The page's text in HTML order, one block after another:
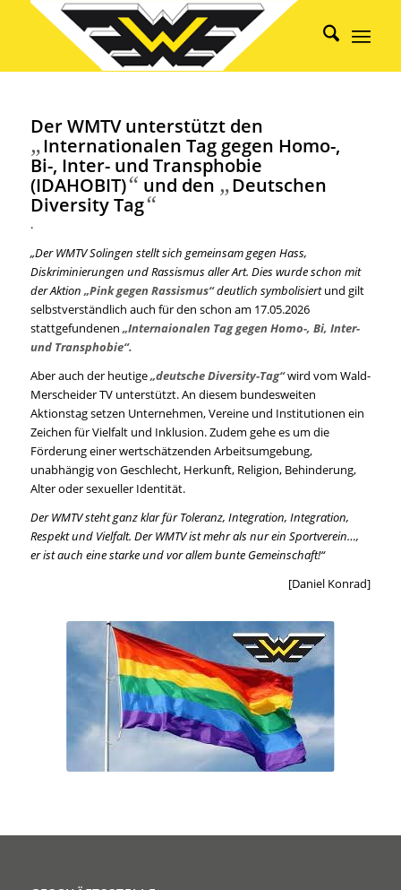
Der WMTV unterstützt den
„Internationalen Tag gegen Homo-,
Bi-, Inter- und Transphobie
(IDAHOBIT)“ und den „Deutschen
Diversity Tag“
.
„Der WMTV Solingen stellt sich gemeinsam gegen Hass,
Diskriminierungen und Rassismus aller Art. Dies wurde schon mit
der Aktion „Pink gegen Rassismus“deutlich symbolisiertund gilt
selbstverständlich auch für den schon am 17.05.2026
stattgefundenen „Internaionalen Tag gegen Homo-, Bi, Inter-
und Transphobie“.
Aber auch der heutige„deutsche Diversity-Tag“wird vom Wald-
Merscheider TV unterstützt.An diesem bundesweiten
Aktionstag setzen Unternehmen, Vereine und Institutionen ein
Zeichen für Vielfalt und Inklusion. Zudem gehe es um die
Förderung einer wertschätzenden Arbeitsumgebung,
unabhängig von Geschlecht, Herkunft, Religion, Behinderung,
Alter oder sexueller Identität.
Der WMTV steht ganz klar für Toleranz, Integration, Integration,
Respekt und Vielfalt. Der WMTV ist mehrals nur ein Sportverein…,
er ist auch eine starke und vor allem bunte Gemeinschaft!“
[Daniel Konrad]